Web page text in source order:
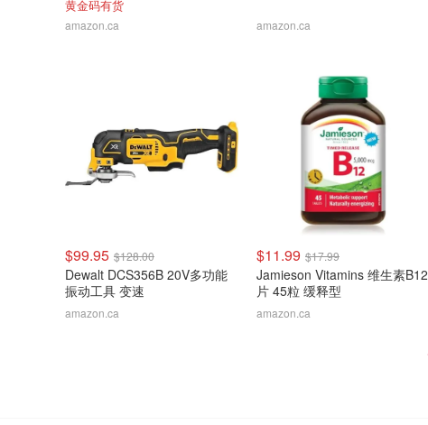
黄金码有货
amazon.ca amazon.ca
$99.95 $128.00
Dewalt DCS356B 20V多功能
振动工具 变速
amazon.ca
$11.99 $17.99
Jamieson Vitamins 维生素B12
片 45粒 缓释型
amazon.ca